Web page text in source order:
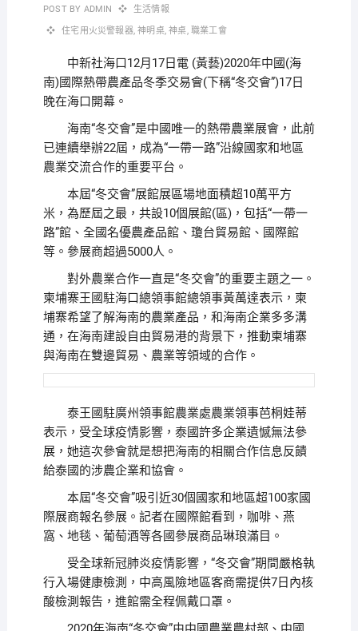
POST BY ADMIN 生活情報
住宅用火災警報器,神明桌,神桌, 職業工會
中新社海口12月17日電 (黃藝)2020年中國(海
南)國際熱帶農產品冬季交易會(下稱“冬交會”)17日
晚在海口開幕。
海南“冬交會”是中國唯一的熱帶農業展會，此前
已連續舉辦22屆，成為“一帶一路”沿線國家和地區
農業交流合作的重要平台。
本屆“冬交會”展館展區場地面積超10萬平方
米，為歷屆之最，共設10個展館(區)，包括“一帶一
路”館、全國名優農產品館、瓊台貿易館、國際館
等。參展商超過5000人。
對外農業合作一直是“冬交會”的重要主題之一。
柬埔寨王國駐海口總領事館總領事黃萬達表示，柬
埔寨希望了解海南的農業產品，和海南企業多多溝
通，在海南建設自由貿易港的背景下，推動柬埔寨
與海南在雙邊貿易、農業等領域的合作。
泰王國駐廣州領事館農業處農業領事芭桐娃蒂
表示，受全球疫情影響，泰國許多企業遺憾無法參
展，她這次參會就是想把海南的相關合作信息反饋
給泰國的涉農企業和協會。
本屆“冬交會”吸引近30個國家和地區超100家國
際展商報名參展。記者在國際館看到，咖啡、燕
窩、地毯、葡萄酒等各國參展商品琳琅滿目。
受全球新冠肺炎疫情影響，“冬交會”期間嚴格執
行入場健康檢測，中高風險地區客商需提供7日內核
酸檢測報告，進館需全程佩戴口罩。